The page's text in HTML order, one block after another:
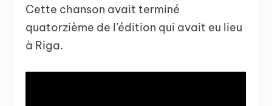
Cette chanson avait terminé
quatorzième de l’édition qui avait eu lieu
à Riga.